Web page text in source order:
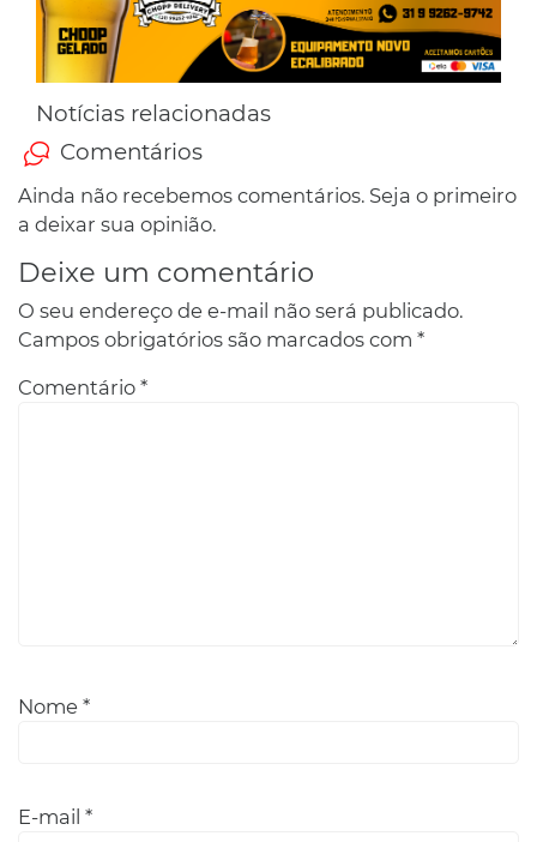
Notícias relacionadas
Comentários
Ainda não recebemos comentários. Seja o primeiro
a deixar sua opinião.
Deixe um comentário
O seu endereço de e-mail não será publicado.
Campos obrigatórios são marcados com *
Comentário *
Nome *
E-mail *